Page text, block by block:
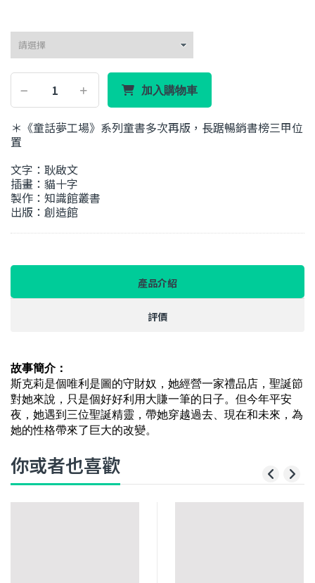
加入購物車
＊《童話夢工場》系列童書多次再版，長踞暢銷書榜三甲位
置
文字：耿啟文
插畫：貓十字
製作：知識館叢書
出版：創造館
產品介紹
評價
故事簡介：
斯克莉是個唯利是圖的守財奴，她經營一家禮品店，聖誕節
對她來說，只是個好好利用大賺一筆的日子。但今年平安
夜，她遇到三位聖誕精靈，帶她穿越過去、現在和未來，為
她的性格帶來了巨大的改變。
你或者也喜歡